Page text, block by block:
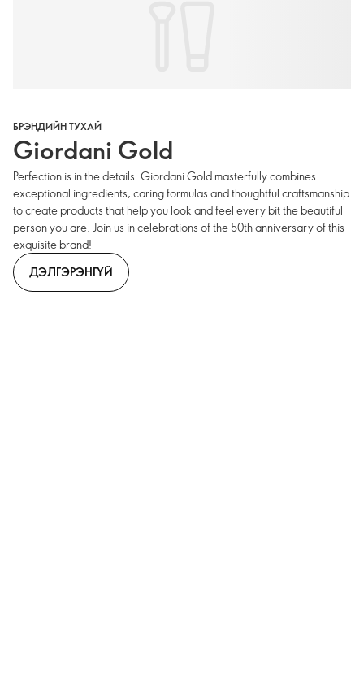
БРЭНДИЙН ТУХАЙ
Giordani Gold
Perfection is in the details. Giordani Gold masterfully combines
exceptional ingredients, caring formulas and thoughtful craftsmanship
to create products that help you look and feel every bit the beautiful
person you are. Join us in celebrations of the 50th anniversary of this
exquisite brand!
ДЭЛГЭРЭНГҮЙ